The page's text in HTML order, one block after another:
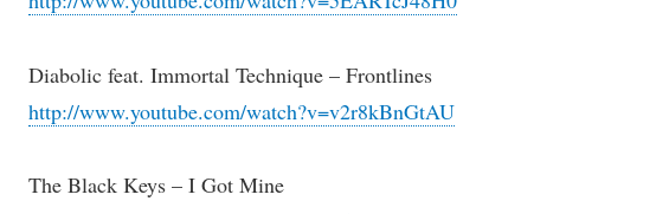
Diabolic feat. Immortal Technique – Frontlines
http://www.youtube.com/watch?v=v2r8kBnGtAU
The Black Keys – I Got Mine